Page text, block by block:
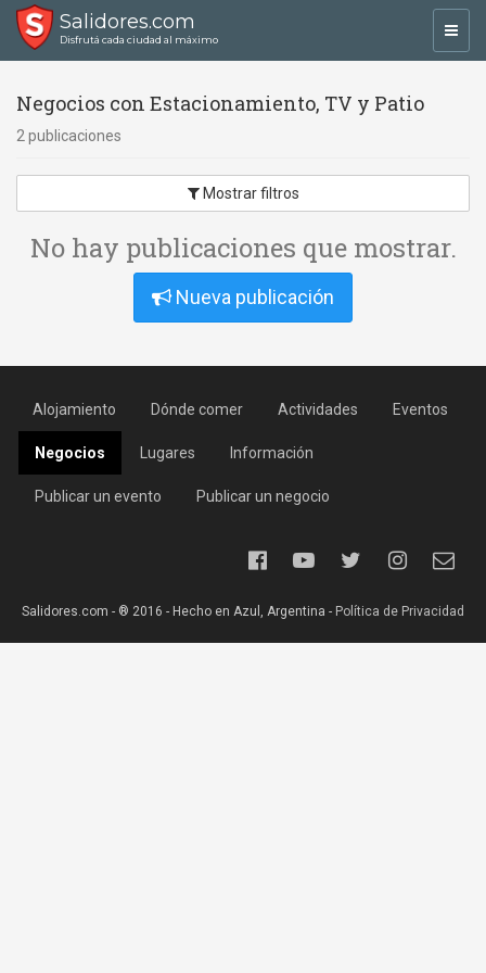
Salidores.com
Disfrutá cada ciudad al máximo
Negocios con Estacionamiento, TV y Patio
2 publicaciones
Mostrar filtros
No hay publicaciones que mostrar.
Nueva publicación
Alojamiento Dónde comer Actividades Eventos
Negocios Lugares Información
Publicar un evento Publicar un negocio
Salidores.com - ® 2016 - Hecho en Azul, Argentina - Política de Privacidad